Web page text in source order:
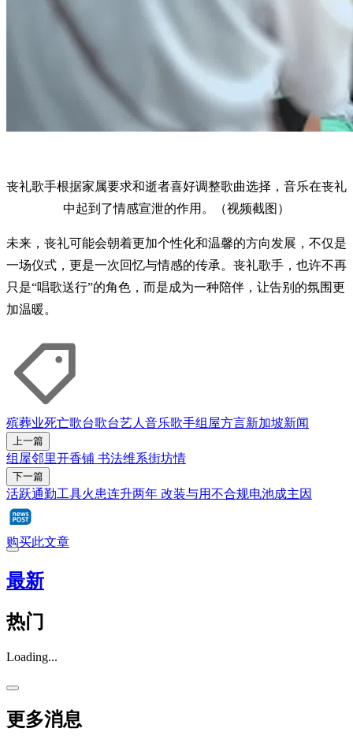
丧礼歌手根据家属要求和逝者喜好调整歌曲选择，音乐在丧礼
中起到了情感宣泄的作用。（视频截图）
未来，丧礼可能会朝着更加个性化和温馨的方向发展，不仅是
一场仪式，更是一次回忆与情感的传承。丧礼歌手，也许不再
只是“唱歌送行”的角色，而是成为一种陪伴，让告别的氛围更
加温暖。
殡葬业死亡歌台歌台艺人 音乐歌手组屋方言新加坡新闻
上一篇
组屋邻里开香铺 书法维系街坊情
下一篇
活跃通勤工具火患连升两年 改装与用不合规电池成主因
购买此文章
最新
热门
Loading...
更多消息